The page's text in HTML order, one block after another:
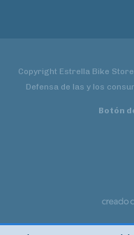
Copyright Estrella Bike
Defensa de las y los
Botón